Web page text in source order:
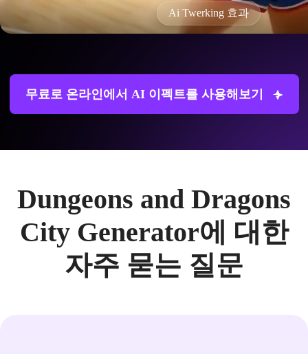
Ai Twerking 효과
무료로 온라인에서 AI 이펙트를 사용해보기
Dungeons and Dragons
City Generator에 대한
자주 묻는 질문